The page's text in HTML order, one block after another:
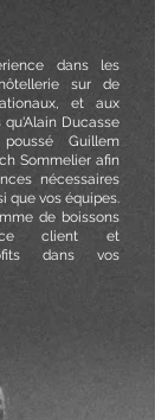
dans les
sur de
et aux
Ducasse
Guillem
Sommelier afin
nécessaires
que vos équipes.
de boissons
client et
dans vos